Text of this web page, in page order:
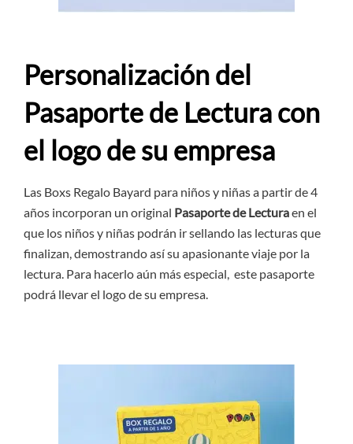
Personalización del
Pasaporte de Lectura con
el logo de su empresa
Las Boxs Regalo Bayard para niños y niñas a partir de 4
años incorporan un original Pasaporte de Lecturaen el
que los niños y niñas podrán ir sellando las lecturas que
finalizan, demostrando así su apasionante viaje por la
lectura. Para hacerlo aún más especial, este pasaporte
podrá llevar el logo de su empresa.